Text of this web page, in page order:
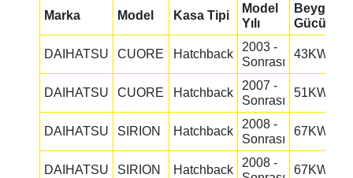
Marka Model Kasa Tipi
Model
Yılı
Beygir
Gücü
DAIHATSU CUORE Hatchback
2003 -
Sonrası
43KW
DAIHATSU CUORE Hatchback
2007 -
Sonrası
51KW
DAIHATSU SIRION Hatchback
2008 -
Sonrası
67KW
DAIHATSU SIRION Hatchback
2008 -
67KW